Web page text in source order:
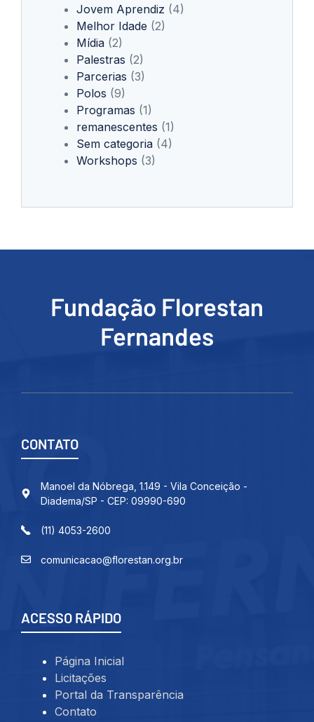
Jovem Aprendiz (4)
Melhor Idade (2)
Mídia (2)
Palestras (2)
Parcerias (3)
Polos (9)
Programas (1)
remanescentes (1)
Sem categoria (4)
Workshops (3)
Fundação Florestan
Fernandes
CONTATO
Manoel da Nóbrega, 1.149 - Vila Conceição -
Diadema/SP - CEP: 09990-690
(11) 4053-2600
comunicacao@florestan.org.br
ACESSO RÁPIDO
Página Inicial
Licitações
Portal da Transparência
Contato